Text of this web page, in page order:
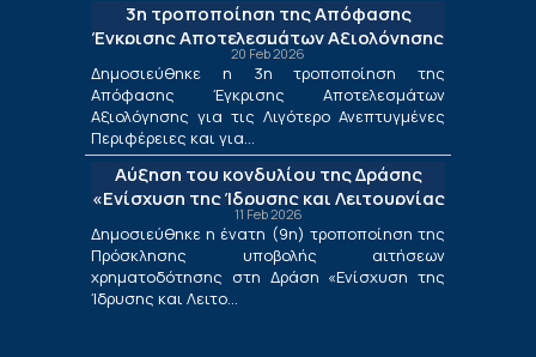
3η τροποποίηση της Απόφασης
Έγκρισης Αποτελεσμάτων Αξιολόγησης
για τις Λιγότερο Ανεπτυγμένες
Περιφέρειες και για τις Περιφέρειες
Μετάβασης στο πλαίσιο της Δράσης
«Ενίσχυση της Ίδρυσης και Λειτουργίας
Νέων Μικρομεσαίων Τουριστικών
Επιχειρήσεων»
20 Feb 2026
Δημοσιεύθηκε η 3η τροποποίηση της
Απόφασης Έγκρισης Αποτελεσμάτων
Αξιολόγησης για τις Λιγότερο Ανεπτυγμένες
Περιφέρειες και για...
Αύξηση του κονδυλίου της Δράσης
«Ενίσχυση της Ίδρυσης και Λειτουργίας
Νέων Μικρομεσαίων Τουριστικών
Επιχειρήσεων»
11 Feb 2026
Δημοσιεύθηκε η ένατη (9η) τροποποίηση της
Πρόσκλησης υποβολής αιτήσεων
χρηματοδότησης στη Δράση «Ενίσχυση της
Ίδρυσης και Λειτο...